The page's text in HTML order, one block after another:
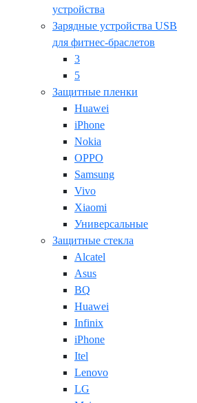
устройства
Зарядные устройства USB
для фитнес-браслетов
3
5
Защитные пленки
Huawei
iPhone
Nokia
OPPO
Samsung
Vivo
Xiaomi
Универсальные
Защитные стекла
Alcatel
Asus
BQ
Huawei
Infinix
iPhone
Itel
Lenovo
LG